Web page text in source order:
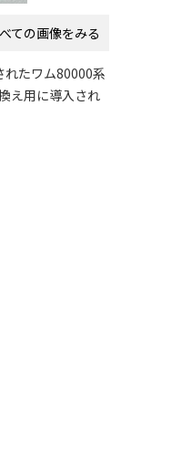
ての画像をみる
れたワム80000系
え用に導入され